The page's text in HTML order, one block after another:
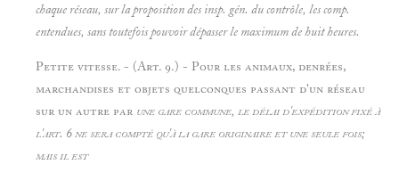
chaque réseau, sur la proposition des insp. gén. du contrôle, les comp.
entendues, sans toutefois pouvoir dépasser le maximum de huit heures.
Petite vitesse. - (Art. 9.) - Pour les animaux, denrées,
marchandises et objets quelconques passant d'un réseau
sur un autre par une gare commune, le délai d'expédition fixé à
l'art. 6 ne sera compté qu'à la gare originaire et une seule fois;
mais il est